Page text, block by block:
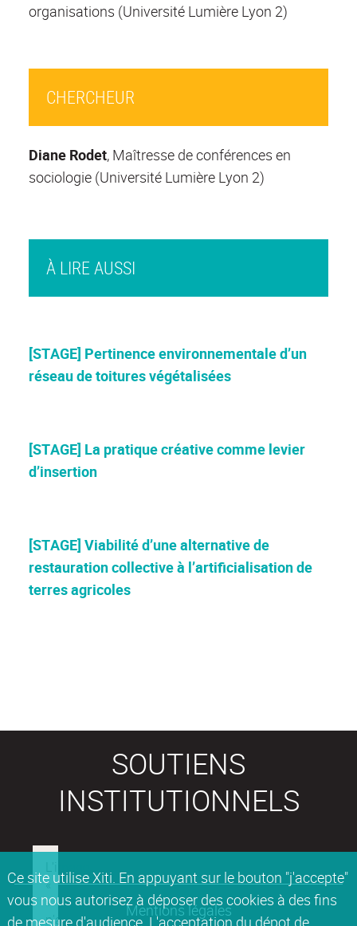
Ce site utilise Xiti. En appuyant sur le bouton "j'accepte"
vous nous autorisez à déposer des cookies à des fins
de mesure d'audience. L'acceptation du dépot de
À LIRE AUSSI
[STAGE] Pertinence environnementale d’un
réseau de toitures végétalisées
[STAGE] La pratique créative comme levier
d’insertion
[STAGE] Viabilité d’une alternative de
restauration collective à l’artificialisation de
terres agricoles
organisations (Université Lumière Lyon 2)
CHERCHEUR
Diane Rodet, Maîtresse de conférences en
sociologie (Université Lumière Lyon 2)
SOUTIENS
INSTITUTIONNELS
Mentions légales